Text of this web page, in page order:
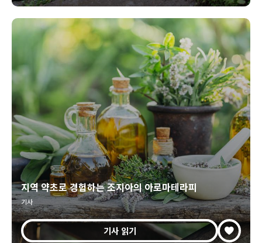
지역 약초로 경험하는 조지아의 아로마테라피
기사
기사 읽기